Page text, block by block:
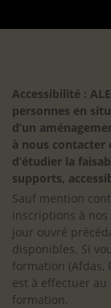
Accessibilité :
personnes en
d’un
à nous
d’étudier la
supports,
Sauf mention
inscriptions à
jour ouvré
disponibles. Si
formation (Afdas,
est à effectuer
formation.